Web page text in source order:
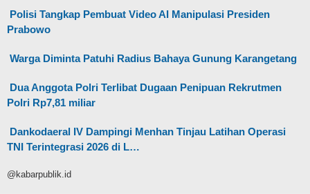
Polisi Tangkap Pembuat Video AI Manipulasi Presiden
Prabowo
Warga Diminta Patuhi Radius Bahaya Gunung Karangetang
Dua Anggota Polri Terlibat Dugaan Penipuan Rekrutmen
Polri Rp7,81 miliar
Dankodaeral IV Dampingi Menhan Tinjau Latihan Operasi
TNI Terintegrasi 2026 di L…
@kabarpublik.id